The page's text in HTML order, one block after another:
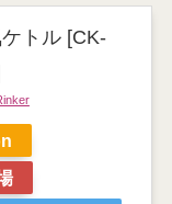
トル [CK-